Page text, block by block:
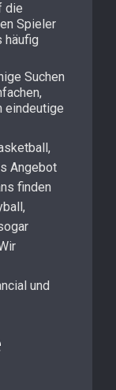
die
Spieler
häufig
Suchen
eindeutige
Angebot
finden
und